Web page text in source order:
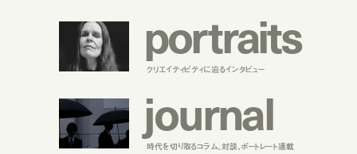
portraits
クリエイティビティに迫るインタビュー
journal
時代を切り取るコラム、対談、ポートレート連載